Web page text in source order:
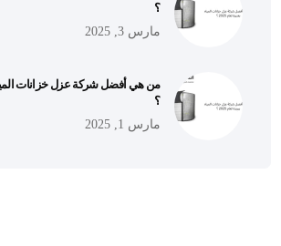
؟
مارس 3, 2025
؟
مارس 1, 2025